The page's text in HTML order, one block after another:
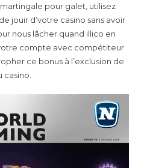
pour galet, utilisez
jouir d’votre casino sans avoir
nous lâcher quand illico en
compte avec compétiteur
ce bonus à l’exclusion de